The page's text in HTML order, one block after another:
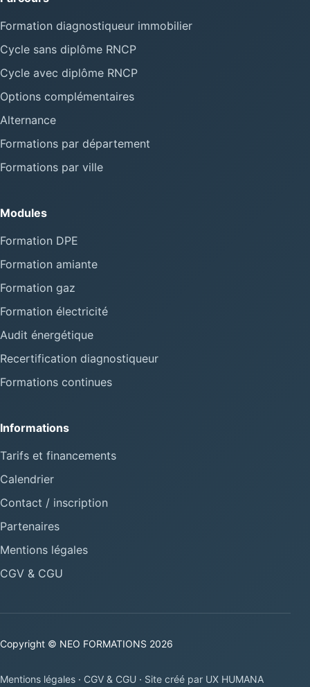
Formation diagnostiqueur immobilier
Cycle sans diplôme RNCP
Cycle avec diplôme RNCP
Options complémentaires
Alternance
Formations par département
Formations par ville
Modules
Formation DPE
Formation amiante
Formation gaz
Formation électricité
Audit énergétique
Recertification diagnostiqueur
Formations continues
Informations
Tarifs et financements
Calendrier
Contact / inscription
Partenaires
Mentions légales
CGV & CGU
Copyright © NEO FORMATIONS 2026
Mentions légales · CGV & CGU · Site créé par UX HUMANA